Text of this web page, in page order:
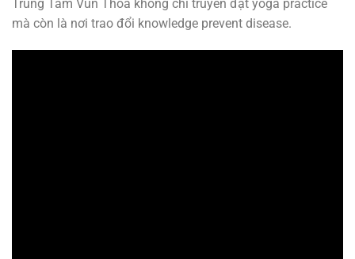
Trung Tâm Vun Thoa không chỉ truyền đạt yoga practice
mà còn là nơi trao đổi knowledge prevent disease.